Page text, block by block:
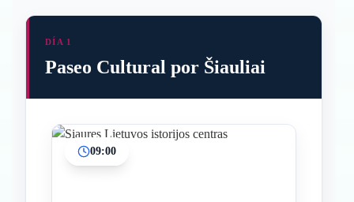
DÍA 1
Paseo Cultural por Šiauliai
09:00